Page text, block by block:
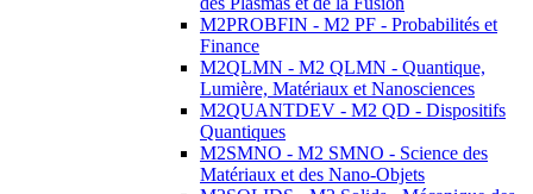
M2PROBFIN - M2 PF - Probabilités et
Finance
M2QLMN - M2 QLMN - Quantique,
Lumière, Matériaux et Nanosciences
M2QUANTDEV - M2 QD - Dispositifs
Quantiques
M2SMNO - M2 SMNO - Science des
Matériaux et des Nano-Objets